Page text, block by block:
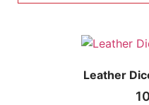
Leather